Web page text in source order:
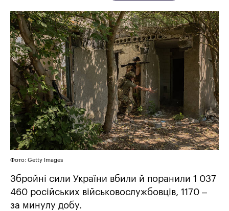
Фото: Getty Images
Збройні сили України вбили й поранили 1 037
460 російських військовослужбовців, 1170 –
за минулу добу.